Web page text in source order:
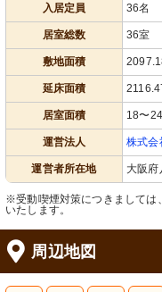
居室
見晴らしの良い窓際にはベッド
り、落ち着いた色合いの家具が
れ、心安らぐ空間を提供します
入居定員 36名
居室総数 36室
敷地面積
延床面積
居室面積 18〜
運営法人 株式会
運営者所在地 大阪
※受動喫煙対策につきましては
いたします。
周辺地図